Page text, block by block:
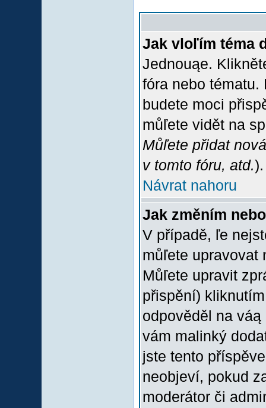
Jak vloľím téma
Jednouąe.
fóra nebo
budete moci
můľete vidět na
Můľete přidat
v tomto fóru, atd.).
Návrat nahoru
Jak změním
V případě, ľe
můľete upravovat
Můľete upravit
přispění)
odpověděl na
vám malinký
jste tento
neobjeví, pokud
moderátor či